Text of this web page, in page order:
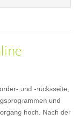
und -rücksseite,
und
hoch. Nach der